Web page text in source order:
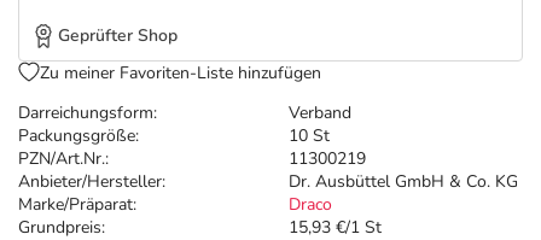
Darreichungsform:
Verband
Packungsgröße:
10 St
PZN/Art.Nr.:
11300219
Anbieter/Hersteller:
Dr. Ausbüttel GmbH & Co. KG
Marke/Präparat:
Draco
Grundpreis:
15,93 €/1 St
Geprüfter Shop
Zu meiner Favoriten-Liste hinzufügen